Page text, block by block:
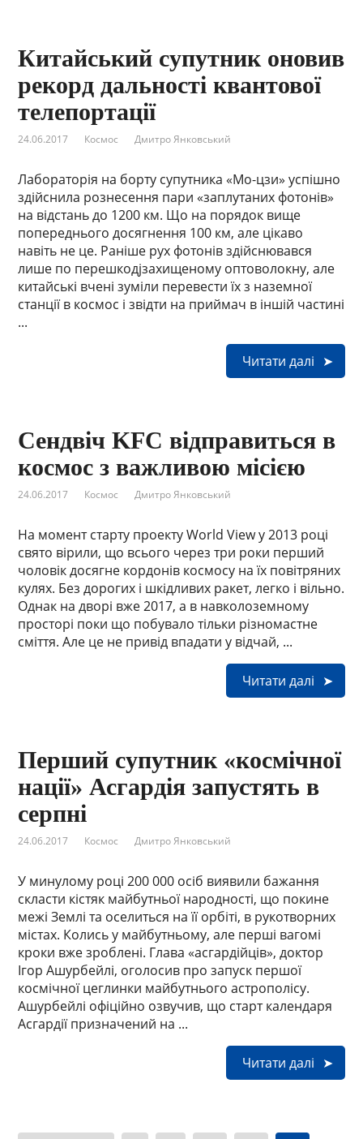
Китайський супутник оновив
рекорд дальності квантової
телепортації
24.06.2017 Космос Дмитро Янковський
Лабораторія на борту супутника «Мо-цзи» успішно
здійснила рознесення пари «заплутаних фотонів»
на відстань до 1200 км. Що на порядок вище
попереднього досягнення 100 км, але цікаво
навіть не це. Раніше рух фотонів здійснювався
лише по перешкодjзахищеному оптоволокну, але
китайські вчені зуміли перевести їх з наземної
станції в космос і звідти на приймач в іншій частині
...
Читати далі
Сендвіч KFC відправиться в
космос з важливою місією
24.06.2017 Космос Дмитро Янковський
На момент старту проекту World View у 2013 році
свято вірили, що всього через три роки перший
чоловік досягне кордонів космосу на їх повітряних
кулях. Без дорогих і шкідливих ракет, легко і вільно.
Однак на дворі вже 2017, а в навколоземному
просторі поки що побувало тільки різномастне
сміття. Але це не привід впадати у відчай, ...
Читати далі
Перший супутник «космічної
нації» Асгардія запустять в
серпні
24.06.2017 Космос Дмитро Янковський
У минулому році 200 000 осіб виявили бажання
скласти кістяк майбутньої народності, що покине
межі Землі та оселиться на її орбіті, в рукотворних
містах. Колись у майбутньому, але перші вагомі
кроки вже зроблені. Глава «асгардійців», доктор
Ігор Ашурбейлі, оголосив про запуск першої
космічної цеглинки майбутнього астрополісу.
Ашурбейлі офіційно озвучив, що старт календаря
Асгардії призначений на ...
Читати далі